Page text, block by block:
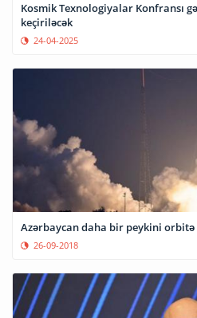
Kosmik Texnologiyalar Konfransı
keçiriləcək
24-04-2025
Azərbaycan daha bir peykini
26-09-2018